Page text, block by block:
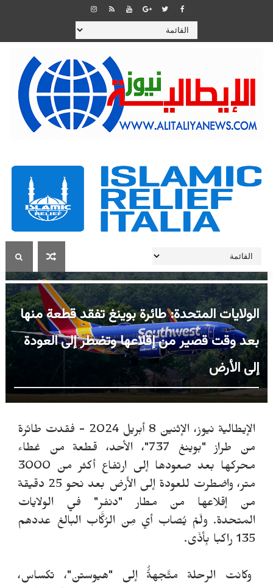
الولايات المتحدة: طائرة بوينغ تفقد قطعة منها
بعد وقت قصير من إقلاعها وتضطر إلى العودة
إلى الأرض
الإيطالية نيوز، الإثنين 8 أبريل 2024 -
فقدت طائرة
من طراز "بوينغ 737"، الأحد، قطعة من غطاء
محركها بعد صعودها إلى ارتفاع أكثر من 3000
متر، واضطرت للعودة إلى الأرض بعد نحو 25 دقيقة
من إقلاعها من مطار "دنفر" في الولايات
المتحدة. ولَمْ يُصاب أي مِن الرُكَّاب البالغ عددهم
135 راكبا بِأذَى.
وكانت الرحلة متَّجهةُُ إلى "هيوستن"، تكساس،